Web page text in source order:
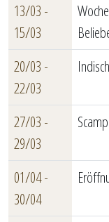
13/03 -
15/03
20/03 -
22/03
27/03 -
29/03
01/04 -
30/04